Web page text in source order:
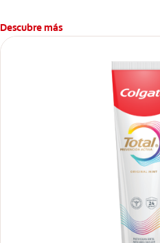
Descubre más